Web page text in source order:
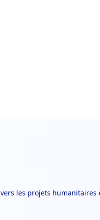
les projets humanitaires